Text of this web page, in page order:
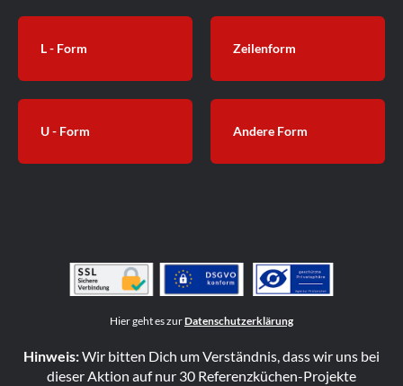
L - Form Zeilenform
U - Form Andere Form
Hier geht es zurDatenschutzerklärung
Hinweis:Wir bitten Dich um Verständnis, dass wir uns bei
dieser Aktion auf nur 30 Referenzküchen-Projekte